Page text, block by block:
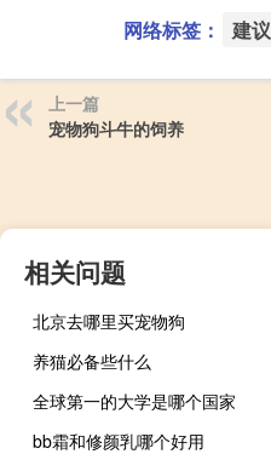
网络标签： 建议
上一篇
宠物狗斗牛的饲养
相关问题
北京去哪里买宠物狗
养猫必备些什么
全球第一的大学是哪个国家
bb霜和修颜乳哪个好用